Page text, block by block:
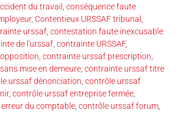
du travail , conséquence faute
, Contentieux URSSAF tribunal ,
urssaf, contestation faute inexcusable
de l'urssaf, contrainte URSSAF,
, contrainte urssaf prescription,
mise en demeure, contrainte urssaf titre
urssaf dénonciation, contrôle urssaf
, contrôle urssaf entreprise fermée,
du comptable, contrôle urssaf forum,